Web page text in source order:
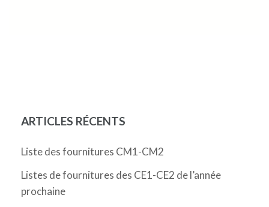
ARTICLES RÉCENTS
Liste des fournitures CM1-CM2
Listes de fournitures des CE1-CE2 de l’année
prochaine